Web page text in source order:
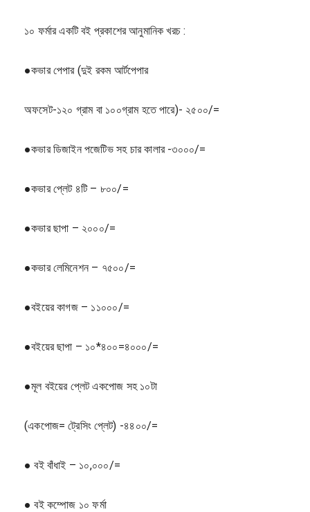
১০ ফর্মার একটি বই প্রকাশের আনুমানিক খরচ :
●কভার পেপার (দুই রকম আর্টপেপার
অফসেট-১২০ গ্রাম বা ১০০গ্রাম হতে পারে)- ২৫০০/=
●কভার ডিজাইন পজেটিভ সহ চার কালার -৩০০০/=
●কভার প্লেট ৪টি – ৮০০/=
●কভার ছাপা – ২০০০/=
●কভার লেমিনেশন – ৭৫০০/=
●বইয়ের কাগজ – ১১০০০/=
●বইয়ের ছাপা – ১০*৪০০=৪০০০/=
●মূল বইয়ের প্লেট একপোজ সহ ১০টা
(একপোজ= ট্রেসিং প্লেট) -৪৪০০/=
● বই বাঁধাই – ১০,০০০/=
● বই কম্পোজ ১০ ফর্মা